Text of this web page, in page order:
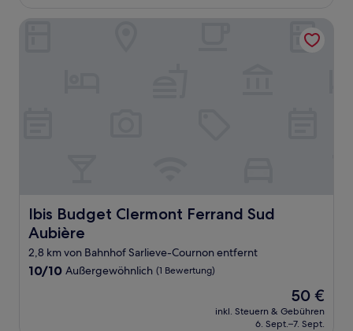
Bewertungen)
Ibis Budget Clermont Ferrand Sud
Aubière
Ibis Budget Clermont Ferrand Sud Aubière
2,8 km von Bahnhof Sarlieve-Cournon entfernt
10.0
10/10 Außergewöhnlich (1 Bewertung)
Der
Preis
beträgt
50 €
inkl. Steuern & Gebühren
6. Sept.–7. Sept.